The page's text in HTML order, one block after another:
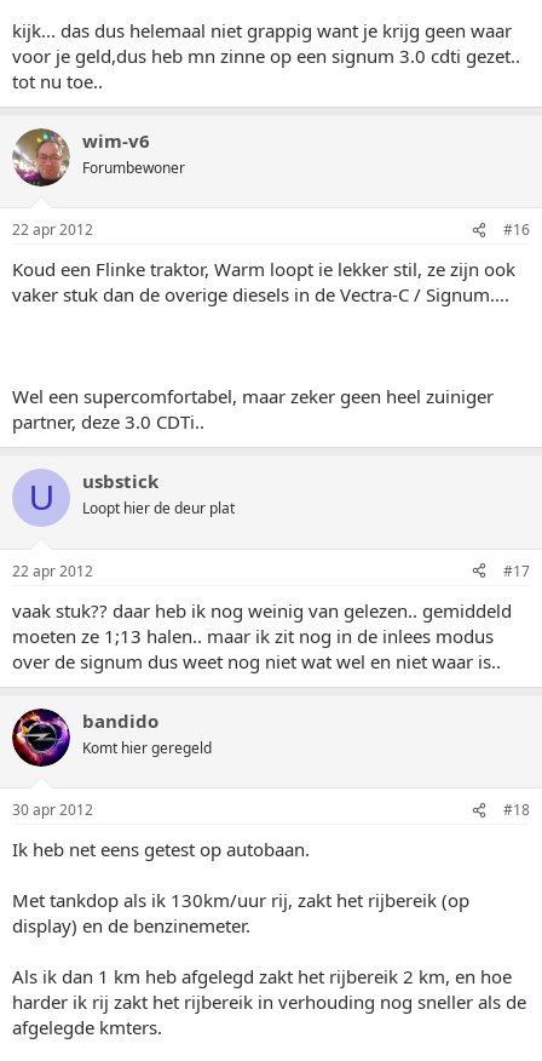
kijk... das dus helemaal niet grappig want je krijg geen waar
voor je geld,dus heb mn zinne op een signum 3.0 cdti gezet..
tot nu toe..
wim-v6
Forumbewoner
22 apr 2012 #16
Koud een Flinke traktor, Warm loopt ie lekker stil, ze zijn ook
vaker stuk dan de overige diesels in de Vectra-C / Signum....
Wel een supercomfortabel, maar zeker geen heel zuiniger
partner, deze 3.0 CDTi..
U usbstick
Loopt hier de deur plat
22 apr 2012 #17
vaak stuk?? daar heb ik nog weinig van gelezen.. gemiddeld
moeten ze 1;13 halen.. maar ik zit nog in de inlees modus
over de signum dus weet nog niet wat wel en niet waar is..
bandido
Komt hier geregeld
30 apr 2012 #18
Ik heb net eens getest op autobaan.
Met tankdop als ik 130km/uur rij, zakt het rijbereik (op
display) en de benzinemeter.
Als ik dan 1 km heb afgelegd zakt het rijbereik 2 km, en hoe
harder ik rij zakt het rijbereik in verhouding nog sneller als de
afgelegde kmters.